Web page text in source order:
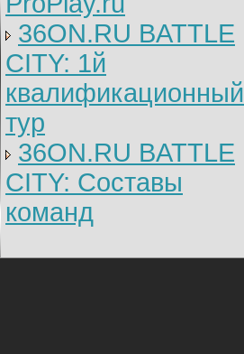
36ON.RU BATTLE
CITY: 1й
квалификационный
тур
36ON.RU BATTLE
CITY: Составы
команд